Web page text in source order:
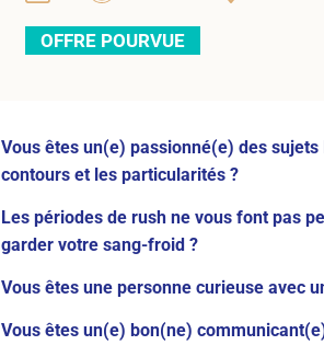
OFFRE POURVUE
Vous êtes un(e) passionné(e) des
contours et les particularités ?
Les périodes de rush ne vous font pas
garder votre sang-froid ?
Vous êtes une personne curieuse avec
Vous êtes un(e) bon(ne)